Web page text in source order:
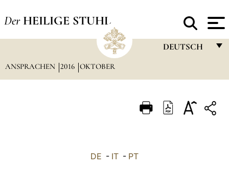
Der HEILIGE STUHL
DEUTSCH
ITALIANO
ANSPRACHEN 2016 OKTOBER
DE - IT - PT